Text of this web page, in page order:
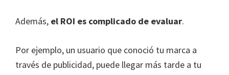
Además, el ROI es complicado de evaluar.
Por ejemplo, un usuario que conoció tu marca a
través de publicidad, puede llegar más tarde a tu